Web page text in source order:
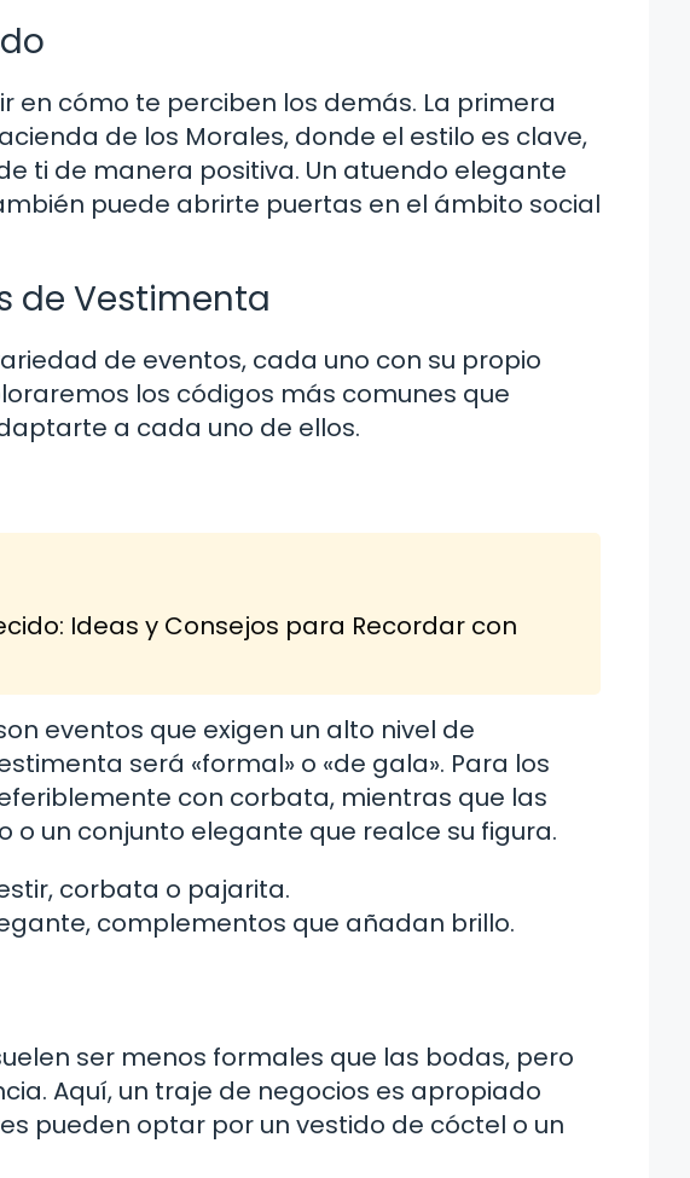
en cómo te perciben los demás. La primera
de los Morales, donde el estilo es clave,
ti de manera positiva. Un atuendo elegante
puede abrirte puertas en el ámbito social
de Vestimenta
de eventos, cada uno con su propio
los códigos más comunes que
a cada uno de ellos.
Ideas y Consejos para Recordar con
eventos que exigen un alto nivel de
será «formal» o «de gala». Para los
con corbata, mientras que las
un conjunto elegante que realce su figura.
corbata o pajarita.
complementos que añadan brillo.
ser menos formales que las bodas, pero
Aquí, un traje de negocios es apropiado
pueden optar por un vestido de cóctel o un